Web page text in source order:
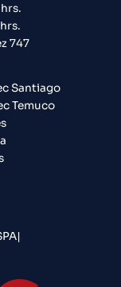
747​
Santiago
Temuco